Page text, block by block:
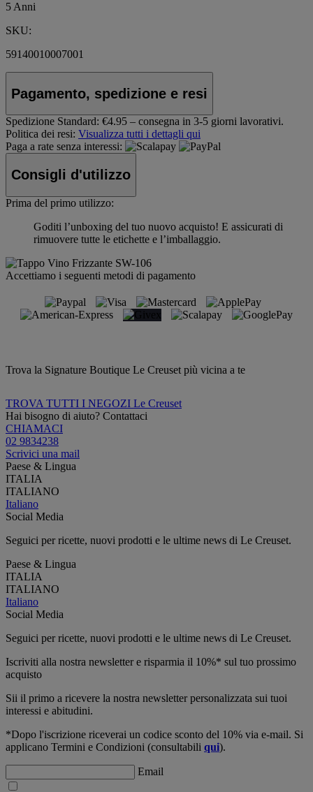
5 Anni
SKU:
59140010007001
Pagamento, spedizione e resi
Spedizione Standard: €4.95 – consegna in 3-5 giorni lavorativi.
Politica dei resi: Visualizza tutti i dettagli qui
Paga a rate senza interessi:
Consigli d'utilizzo
Prima del primo utilizzo:
Goditi l’unboxing del tuo nuovo acquisto! E assicurati di
rimuovere tutte le etichette e l’imballaggio.
Accettiamo i seguenti metodi di pagamento
Trova la Signature Boutique Le Creuset più vicina a te
TROVA TUTTI I NEGOZI Le Creuset
Hai bisogno di aiuto? Contattaci
CHIAMACI
02 9834238
Scrivici una mail
Paese & Lingua
ITALIA
ITALIANO
Italiano
Social Media
Seguici per ricette, nuovi prodotti e le ultime news di Le Creuset.
Paese & Lingua
ITALIA
ITALIANO
Italiano
Social Media
Seguici per ricette, nuovi prodotti e le ultime news di Le Creuset.
Iscriviti alla nostra newsletter e risparmia il 10%* sul tuo prossimo
acquisto
Sii il primo a ricevere la nostra newsletter personalizzata sui tuoi
interessi e abitudini.
*Dopo l'iscrizione riceverai un codice sconto del 10% via e-mail. Si
applicano Termini e Condizioni (consultabili qui).
Email